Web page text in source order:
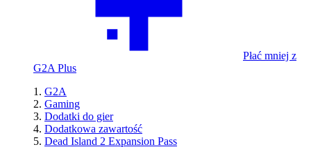
Płać mniej z
G2A Plus
G2A
Gaming
Dodatki do gier
Dodatkowa zawartość
Dead Island 2 Expansion Pass